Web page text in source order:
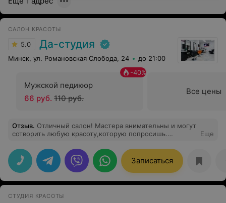
САЛОН КРАСОТЫ
5.0 Да-студия
Минск, ул. Романовская Слобода, 24 до 21:00
Мужской педикюр
-40%
66 руб. 110 руб.
Все цены
Отзыв. Отличный салон! Мастера внимательны и могут
сотворить любую красоту,которую попросишь.
Еще
Записаться
СТУДИЯ КРАСОТЫ